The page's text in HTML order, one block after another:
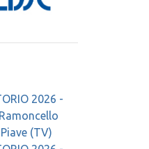
2026 -
(TV)